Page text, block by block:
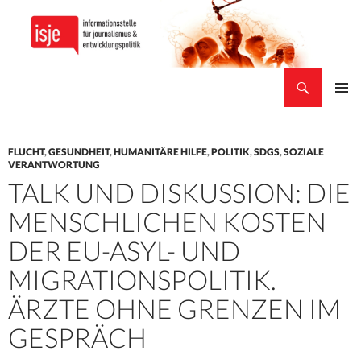
FLUCHT,GESUNDHEIT,HUMANITÄRE HILFE,POLITIK,SDGS,SOZIALE
VERANTWORTUNG
TALK UND DISKUSSION: DIE
MENSCHLICHEN KOSTEN
DER EU-ASYL- UND
MIGRATIONSPOLITIK.
ÄRZTE OHNE GRENZEN IM
GESPRÄCH